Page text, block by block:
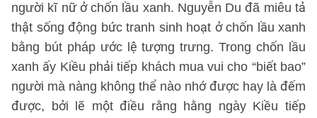
người kĩ nữ ở chốn lầu xanh. Nguyễn Du đã miêu tả
thật sống động bức tranh sinh hoạt ở chốn lầu xanh
bằng bút pháp ước lệ tượng trưng. Trong chốn lầu
xanh ấy Kiều phải tiếp khách mua vui cho “biết bao”
người mà nàng không thể nào nhớ được hay là đếm
được, bởi lẽ một điều rằng hằng ngày Kiều tiếp